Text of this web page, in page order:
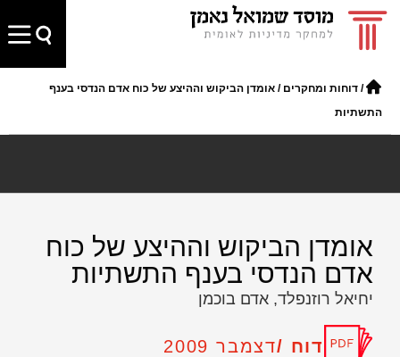
/ דוחות ומחקרים / אומדן הביקוש וההיצע של כוח אדם הנדסי בענף
התשתיות
אומדן הביקוש וההיצע של כוח
אדם הנדסי בענף התשתיות
יחיאל רוזנפלד, אדם בוכמן
דוח /דצמבר 2009